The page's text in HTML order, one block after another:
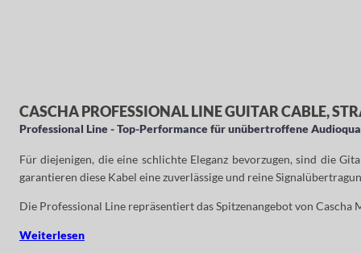
CASCHA PROFESSIONAL LINE GUITAR CABLE,
Professional Line - Top-Performance für unübertroffene
Für diejenigen, die eine schlichte Eleganz bevorzugen, sind die
garantieren diese Kabel eine zuverlässige und reine
Die Professional Line repräsentiert das Spitzenangebot von
Weiterlesen